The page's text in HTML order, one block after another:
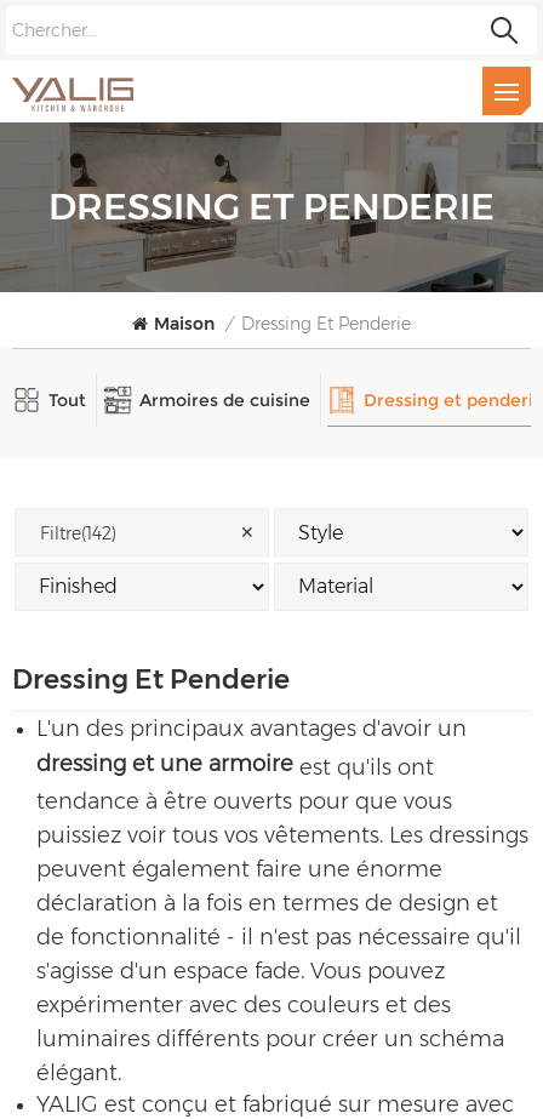
DRESSING ET PENDERIE
Maison / Dressing Et Penderie
Tout Armoires de cuisine Dressing et penderie
Filtre(142) ✕
Dressing Et Penderie
L'un des principaux avantages d'avoir un
dressing et une armoire est qu'ils ont
tendance à être ouverts pour que vous
puissiez voir tous vos vêtements. Les dressings
peuvent également faire une énorme
déclaration à la fois en termes de design et
de fonctionnalité - il n'est pas nécessaire qu'il
s'agisse d'un espace fade. Vous pouvez
expérimenter avec des couleurs et des
luminaires différents pour créer un schéma
élégant.
YALIG est conçu et fabriqué sur mesure avec